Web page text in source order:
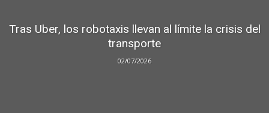
Tras Uber, los robotaxis llevan al límite la crisis del
transporte
02/07/2026